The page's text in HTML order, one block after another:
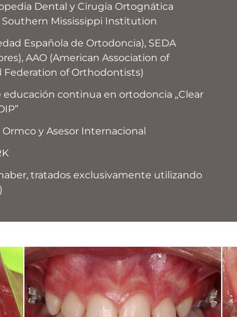
Dental y Cirugía Ortognática
Mississippi Institution
Española de Ortodoncia), SEDA
AAO (American Association of
Federation of Orthodontists)
continua en ortodoncia „Clear
y Asesor Internacional
tratados exclusivamente utilizando